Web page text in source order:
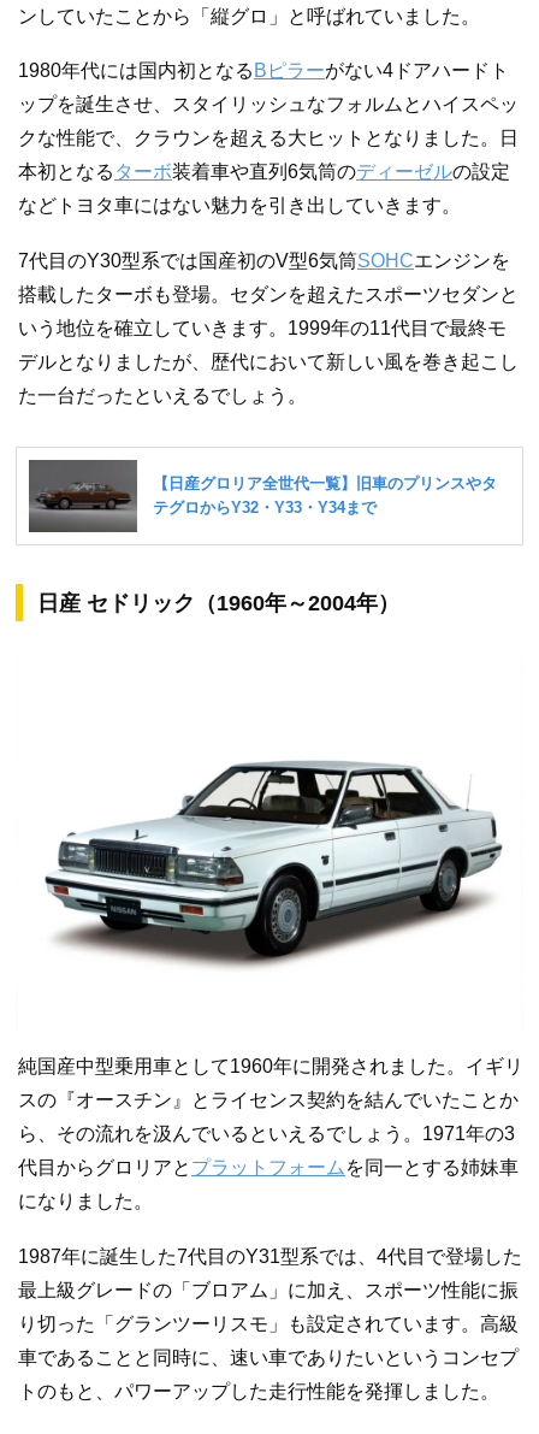
ンしていたことから「縦グロ」と呼ばれていました。
1980年代には国内初となる Bピラーがない4ドアハードト
ップを誕生させ、スタイリッシュなフォルムとハイスペッ
クな性能で、クラウンを超える大ヒットとなりました。日
本初となる ターボ装着車や直列6気筒のディーゼルの設定
などトヨタ車にはない魅力を引き出していきます。
7代目のY30型系では国産初のV型6気筒SOHCエンジンを
搭載したターボも登場。セダンを超えたスポーツセダンと
いう地位を確立していきます。1999年の11代目で最終モ
デルとなりましたが、歴代において新しい風を巻き起こし
た一台だったといえるでしょう。
日産 セドリック（1960年～2004年）
純国産中型乗用車として1960年に開発されました。イギリ
スの『オースチン』とライセンス契約を結んでいたことか
ら、その流れを汲んでいるといえるでしょう。1971年の3
代目からグロリアと プラットフォーム を同一とする姉妹車
になりました。
1987年に誕生した7代目のY31型系では、4代目で登場した
最上級グレードの「ブロアム」に加え、スポーツ性能に振
り切った「グランツーリスモ」も設定されています。高級
車であることと同時に、速い車でありたいというコンセプ
トのもと、パワーアップした走行性能を発揮しました。